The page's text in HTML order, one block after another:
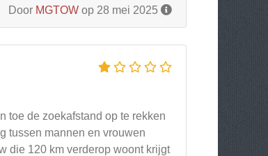
Door MGTOW op 28 mei 2025
toe de zoekafstand op te rekken
tussen mannen en vrouwen
die 120 km verderop woont krijgt